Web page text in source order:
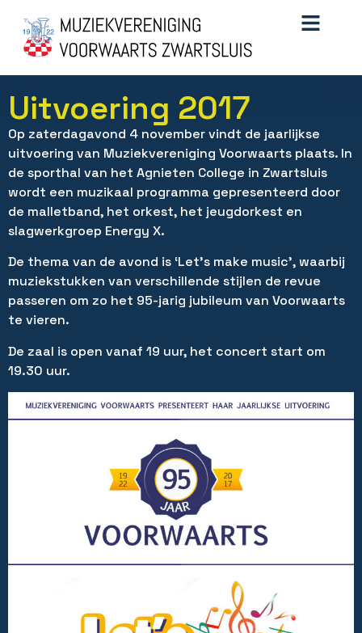
Uitvoering 2017
Op zaterdagavond 4 november vindt de jaarlijkse
uitvoering van Muziekvereniging Voorwaarts plaats. In
de sporthal van het Agnieten College in Zwartsluis
wordt een muzikaal programma gepresenteerd door
de malletband, het orkest, het jeugdorkest en
slagwerkgroep Energy X.
De thema van de avond is ‘Let’s make music’, waarbij
muziekstukken van verschillende stijlen de revue
passeren om zo het 95-jarig jubileum van Voorwaarts
te vieren.
De zaal is open vanaf 19 uur, het concert start om
19.30 uur.